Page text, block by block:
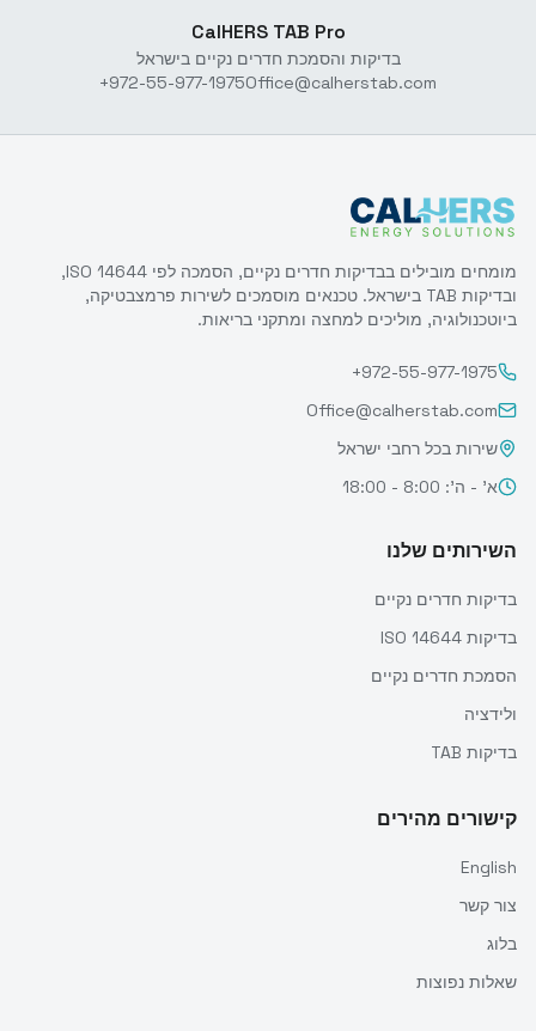
CalHERS TAB Pro
בדיקות והסמכת חדרים נקיים בישראל
Office@calherstab.com
+972-55-977-1975
מומחים מובילים בבדיקות חדרים נקיים, הסמכה לפי ISO 14644,
ובדיקות TAB בישראל. טכנאים מוסמכים לשירות פרמצבטיקה,
ביוטכנולוגיה, מוליכים למחצה ומתקני בריאות.
+972-55-977-1975
Office@calherstab.com
שירות בכל רחבי ישראל
א' - ה': 8:00 - 18:00
השירותים שלנו
בדיקות חדרים נקיים
בדיקות ISO 14644
הסמכת חדרים נקיים
ולידציה
בדיקות TAB
קישורים מהירים
English
צור קשר
בלוג
שאלות נפוצות